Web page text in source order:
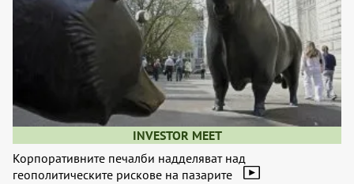
INVESTOR MEET
Корпоративните печалби надделяват над
геополитическите рискове на пазарите